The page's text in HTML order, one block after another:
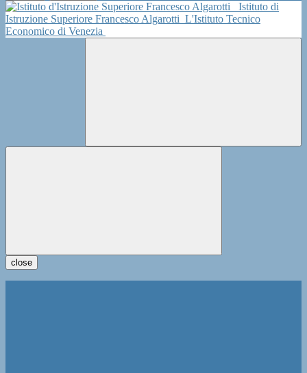
Istituto di
Istruzione Superiore Francesco Algarotti L'Istituto Tecnico
Economico di Venezia
close